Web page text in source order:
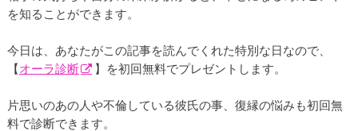
を知ることができます。
今日は、あなたがこの記事を読んでくれた特別な日なので、
【オーラ診断 】を初回無料でプレゼントします。
片思いのあの人や不倫している彼氏の事、復縁の悩みも初回無
料で診断できます。